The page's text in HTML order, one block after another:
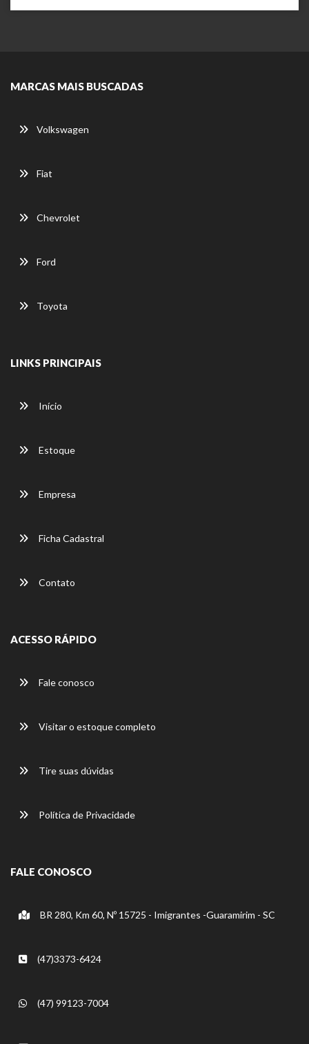
MARCAS MAIS BUSCADAS
Volkswagen
Fiat
Chevrolet
Ford
Toyota
LINKS PRINCIPAIS
Início
Estoque
Empresa
Ficha Cadastral
Contato
ACESSO RÁPIDO
Fale conosco
Visitar o estoque completo
Tire suas dúvidas
Política de Privacidade
FALE CONOSCO
BR 280, Km 60, Nº 15725 - Imigrantes -Guaramirim - SC
(47)3373-6424
(47) 99123-7004